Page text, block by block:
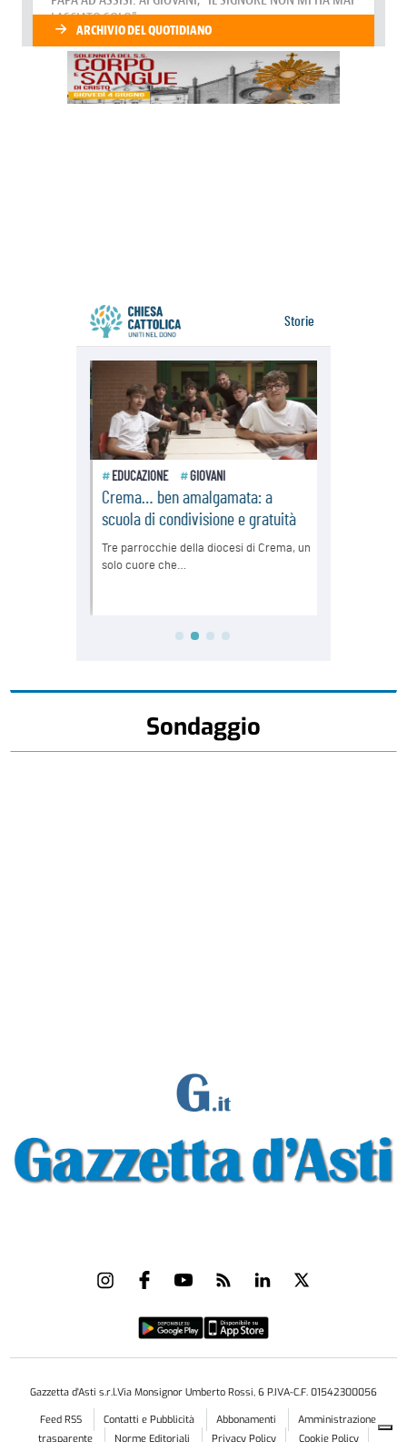
Sondaggio
Gazzetta d'Asti s.r.l.Via Monsignor Umberto Rossi, 6 P.IVA-C.F. 01542300056
Feed RSS
Contatti e Pubblicità Abbonamenti
Amministrazione
trasparente
Norme Editoriali Privacy Policy Cookie Policy